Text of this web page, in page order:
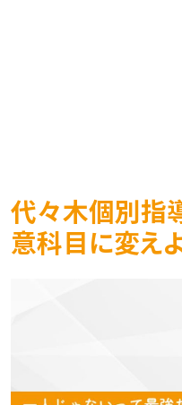
代々木個別指
意科目に変えよ